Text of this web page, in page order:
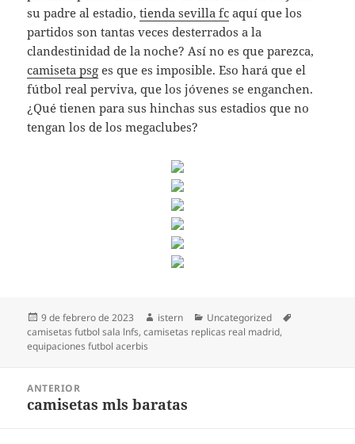
su padre al estadio,tienda sevilla fc aquí que los
partidos son tantas veces desterrados a la
clandestinidad de la noche? Así no es que parezca,
camiseta psg es que es imposible. Eso hará que el
fútbol real perviva, que los jóvenes se enganchen.
¿Qué tienen para sus hinchas sus estadios que no
tengan los de los megaclubes?
Publicado
el
9 de febrero de 2023 Autor
istern Categorías
Uncategorized
camisetas futbol sala lnfs,camisetas replicas real madrid,
equipaciones futbol acerbis
entradas
ANTERIOR
Entrada
camisetas mls baratas